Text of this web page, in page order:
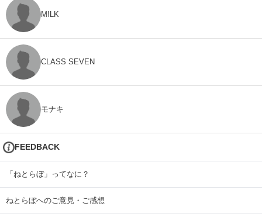
M!LK
CLASS SEVEN
モナキ
FEEDBACK
「ねとらぼ」ってなに？
ねとらぼへのご意見・ご感想